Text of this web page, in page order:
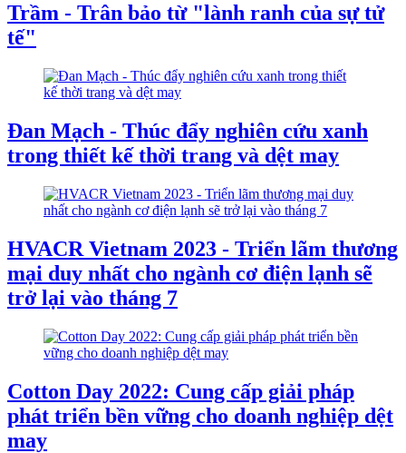
Trầm - Trân bảo từ "lành ranh của sự tử
tế"
Đan Mạch - Thúc đẩy nghiên cứu xanh
trong thiết kế thời trang và dệt may
HVACR Vietnam 2023 - Triển lãm thương
mại duy nhất cho ngành cơ điện lạnh sẽ
trở lại vào tháng 7
Cotton Day 2022: Cung cấp giải pháp
phát triển bền vững cho doanh nghiệp dệt
may